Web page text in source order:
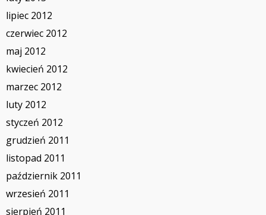
lipiec 2012
czerwiec 2012
maj 2012
kwiecień 2012
marzec 2012
luty 2012
styczeń 2012
grudzień 2011
listopad 2011
październik 2011
wrzesień 2011
sierpień 2011